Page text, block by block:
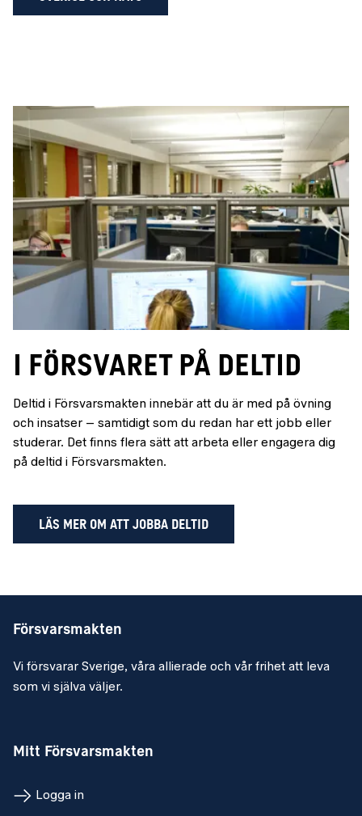
I försvaret på deltid
Deltid i Försvarsmakten innebär att du är med på övning
och insatser – samtidigt som du redan har ett jobb eller
studerar. Det finns flera sätt att arbeta eller engagera dig
på deltid i Försvarsmakten.
LÄS MER OM ATT JOBBA DELTID
Försvarsmakten
Vi försvarar Sverige, våra allierade och vår frihet att leva
som vi själva väljer.
Mitt Försvarsmakten
Logga in